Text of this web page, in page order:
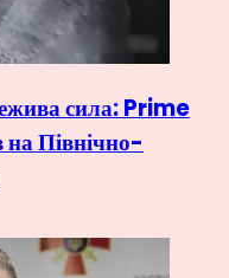
сила: Prime
на Північно-